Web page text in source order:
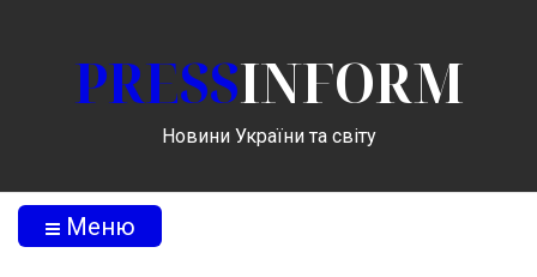
PRESSINFORM
Новини України та світу
Меню